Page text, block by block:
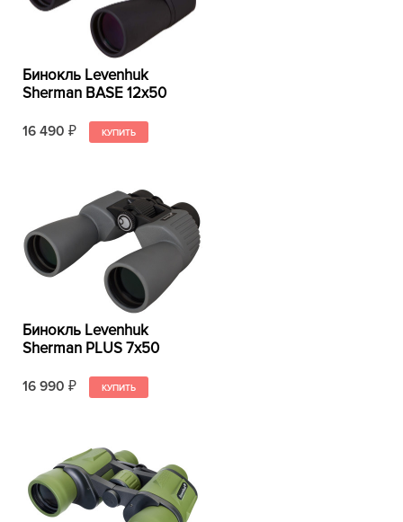
Бинокль Levenhuk
Sherman BASE 12x50
16 490 ₽
Бинокль Levenhuk
Sherman PLUS 7x50
16 990 ₽